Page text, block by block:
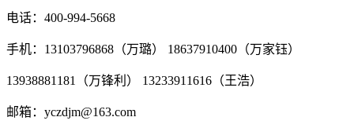
电话：400-994-5668
手机：13103796868（万璐） 18637910400（万家钰）
13938881181（万锋利） 13233911616（王浩）
邮箱：yczdjm@163.com